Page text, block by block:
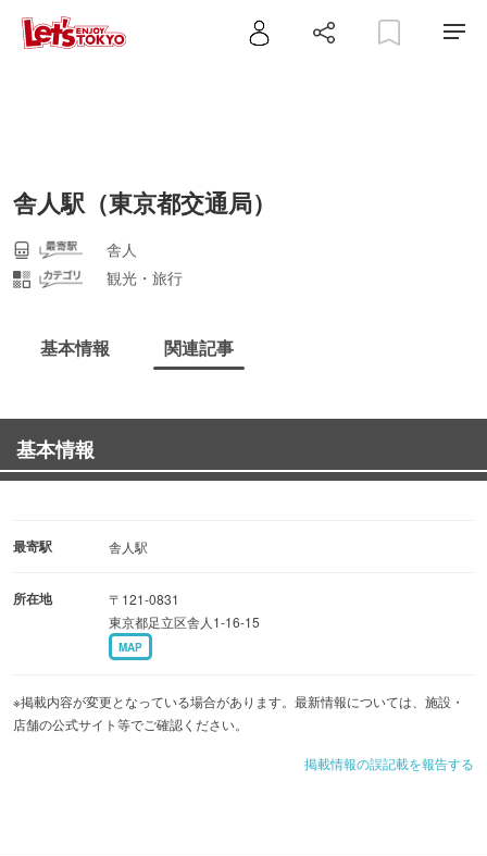
舎人駅（東京都交通局）
舎人
観光・旅行
基本情報 関連記事
基本情報
最寄駅 舎人駅
所在地
〒121-0831
東京都足立区舎人1-16-15
MAP
※掲載内容が変更となっている場合があります。最新情報については、施設・
店舗の公式サイト等でご確認ください。
掲載情報の誤記載を報告する